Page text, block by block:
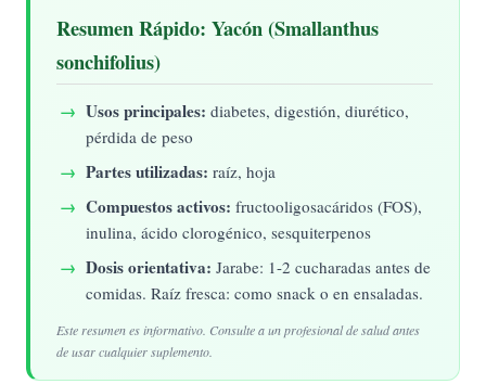
Resumen Rápido: Yacón (Smallanthus
sonchifolius)
Usos principales: diabetes, digestión, diurético,
pérdida de peso
Partes utilizadas: raíz, hoja
Compuestos activos: fructooligosacáridos (FOS),
inulina, ácido clorogénico, sesquiterpenos
Dosis orientativa: Jarabe: 1-2 cucharadas antes de
comidas. Raíz fresca: como snack o en ensaladas.
Este resumen es informativo. Consulte a un profesional de salud antes
de usar cualquier suplemento.